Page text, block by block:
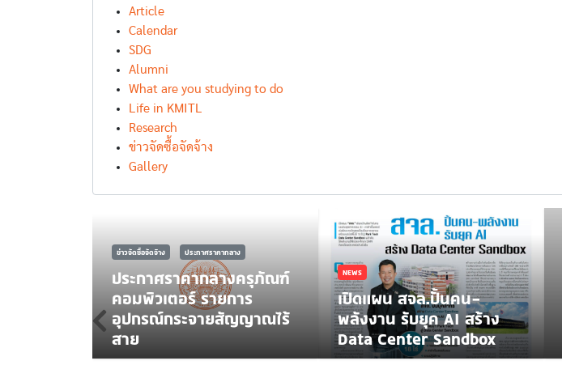
Article
Calendar
SDG
Alumni
What are you studying to do
Life in KMITL
Research
ข่าวจัดซื้อจัดจ้าง
Gallery
ข่าวจัดซื้อจัดจ้าง ประกาศราคากลาง
ประกาศราคากลางครุภัณฑ์
คอมพิวเตอร์ รายการ
อุปกรณ์กระจายสัญญาณไร้
สาย
NEWS
เปิดแผน สจล.ปั้นคน-
พลังงาน รับยุค AI สร้าง
Data Center Sandbox